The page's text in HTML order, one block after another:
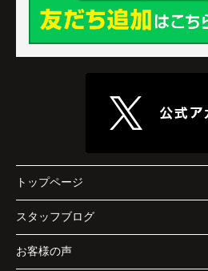
トップページ
スタッフブログ
お客様の声